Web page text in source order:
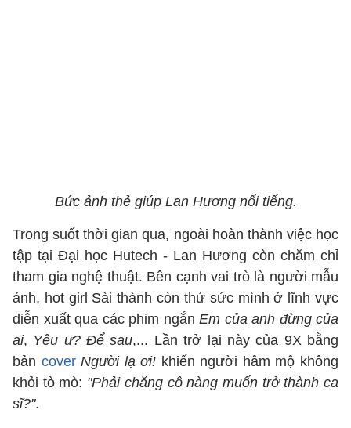
Bức ảnh thẻ giúp Lan Hương nổi tiếng.
Trong suốt thời gian qua, ngoài hoàn thành việc học
tập tại Đại học Hutech - Lan Hương còn chăm chỉ
tham gia nghệ thuật. Bên cạnh vai trò là người mẫu
ảnh, hot girl Sài thành còn thử sức mình ở lĩnh vực
diễn xuất qua các phim ngắn Em của anh đừng của
ai, Yêu ư? Để sau,... Lần trở lại này của 9X bằng
bản cover Người lạ ơi! khiến người hâm mộ không
khỏi tò mò: "Phải chăng cô nàng muốn trở thành ca
sĩ?".